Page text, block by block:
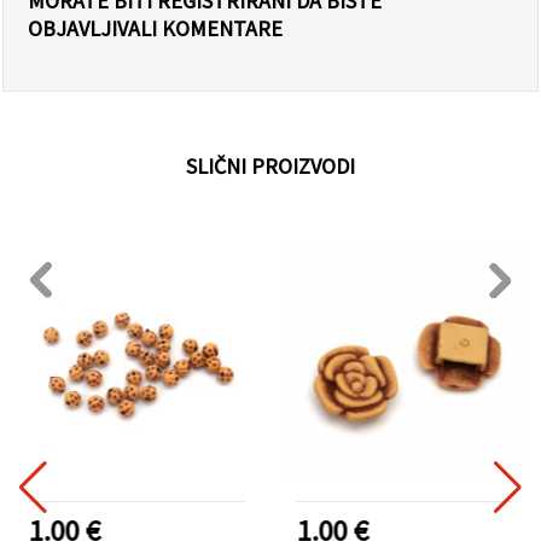
OBJAVLJIVALI KOMENTARE
SLIČNI PROIZVODI
1.00 € 1.00 €